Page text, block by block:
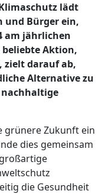
lädt
und Bürger ein,
am jährlichen
Aktion,
zielt darauf ab,
Alternative zu
grünere Zukunft ein
dies gemeinsam
die Gesundheit